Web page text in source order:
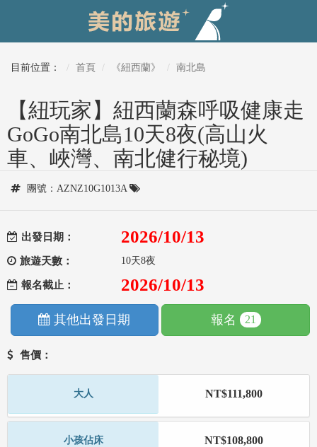
目前位置： 首頁 《紐西蘭》 南北島
【紐玩家】紐西蘭森呼吸健康走
GoGo南北島10天8夜(高山火
車、峽灣、南北健行秘境)
團號：AZNZ10G1013A
出發日期： 2026/10/13
旅遊天數： 10天8夜
報名截止： 2026/10/13
其他出發日期 報名 21
售價：
大人 NT$111,800
小孩佔床 NT$108,800